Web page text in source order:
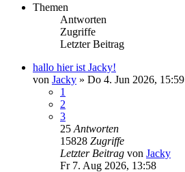
Themen
Antworten
Zugriffe
Letzter Beitrag
hallo hier ist Jacky!
von Jacky » Do 4. Jun 2026, 15:59
1
2
3
25 Antworten
15828 Zugriffe
Letzter Beitrag von Jacky
Fr 7. Aug 2026, 13:58